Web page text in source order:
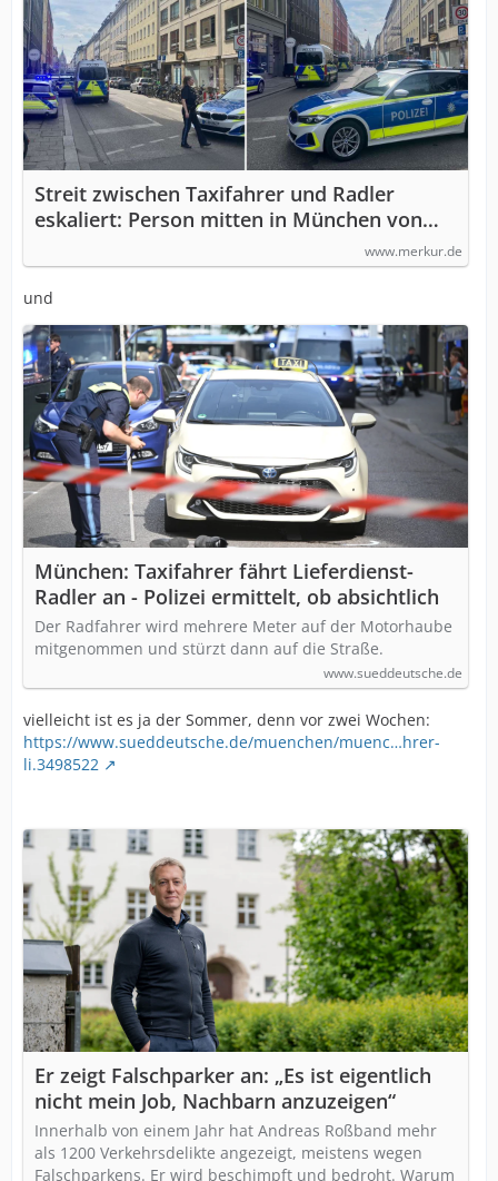
Streit zwischen Taxifahrer und Radler
eskaliert: Person mitten in München von
www.merkur.de
und
München: Taxifahrer fährt Lieferdienst-
Radler an - Polizei ermittelt, ob absichtlich
Der Radfahrer wird mehrere Meter auf der Motorhaube
mitgenommen und stürzt dann auf die Straße.
www.sueddeutsche.de
vielleicht ist es ja der Sommer, denn vor zwei Wochen:
https://www.sueddeutsche.de/muenchen/muenc…hrer-
li.3498522
Er zeigt Falschparker an: „Es ist eigentlich
nicht mein Job, Nachbarn anzuzeigen“
Innerhalb von einem Jahr hat Andreas Roßband mehr
als 1200 Verkehrsdelikte angezeigt, meistens wegen
Falschparkens. Er wird beschimpft und bedroht. Warum